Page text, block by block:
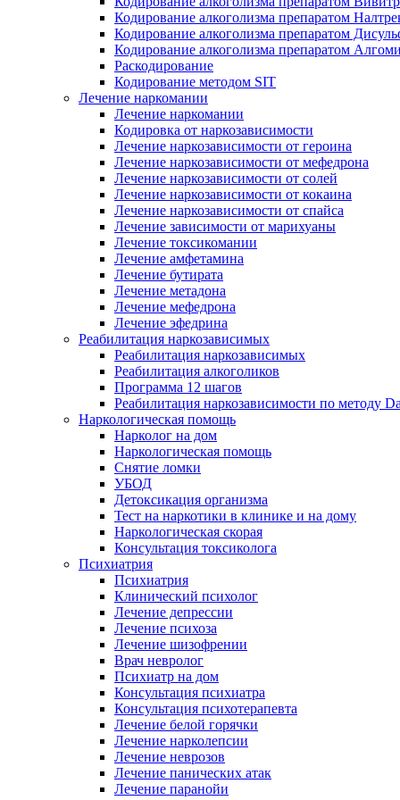
Кодирование алкоголизма препаратом
Кодирование алкоголизма препаратом
Кодирование алкоголизма препаратом
Раскодирование
Кодирование методом SIT
Лечение наркомании
Лечение наркомании
Кодировка от наркозависимости
Лечение наркозависимости от героина
Лечение наркозависимости от мефедрона
Лечение наркозависимости от солей
Лечение наркозависимости от кокаина
Лечение наркозависимости от спайса
Лечение зависимости от марихуаны
Лечение токсикомании
Лечение амфетамина
Лечение бутирата
Лечение метадона
Лечение мефедрона
Лечение эфедрина
Реабилитация наркозависимых
Реабилитация наркозависимых
Реабилитация алкоголиков
Программа 12 шагов
Реабилитация наркозависимости по методу
Наркологическая помощь
Нарколог на дом
Наркологическая помощь
Снятие ломки
УБОД
Детоксикация организма
Тест на наркотики в клинике и на дому
Наркологическая скорая
Консультация токсиколога
Психиатрия
Психиатрия
Клинический психолог
Лечение депрессии
Лечение психоза
Лечение шизофрении
Врач невролог
Психиатр на дом
Консультация психиатра
Консультация психотерапевта
Лечение белой горячки
Лечение нарколепсии
Лечение неврозов
Лечение панических атак
Лечение паранойи